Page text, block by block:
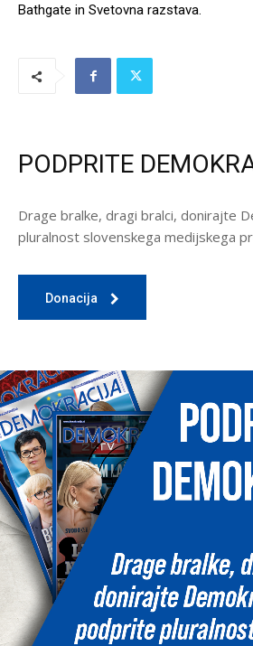
Bathgate in Svetovna razstava.
PODPRITE
Drage bralke, dragi bralci, donirajte
pluralnost slovenskega medijskega
Donacija